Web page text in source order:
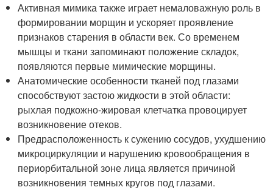
Активная мимика также играет немаловажную роль в
формировании морщин и ускоряет проявление
признаков старения в области век. Со временем
мышцы и ткани запоминают положение складок,
появляются первые мимические морщины.
Анатомические особенности тканей под глазами
способствуют застою жидкости в этой области:
рыхлая подкожно-жировая клетчатка провоцирует
возникновение отеков.
Предрасположенность к сужению сосудов, ухудшению
микроциркуляции и нарушению кровообращения в
периорбитальной зоне лица является причиной
возникновения темных кругов под глазами.